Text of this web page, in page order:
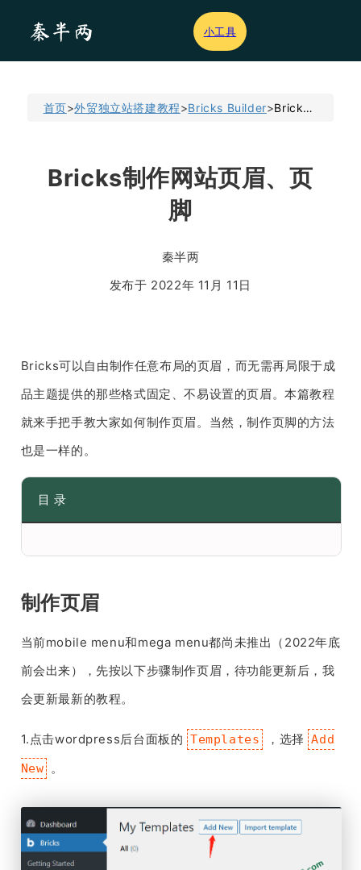
小工具
首页>外贸独立站搭建教程>Bricks Builder> Bricks制作网站页眉、页脚
Bricks制作网站页眉、页
脚
秦半两
发布于 2022年 11月 11日
Bricks可以自由制作任意布局的页眉，而无需再局限于成
品主题提供的那些格式固定、不易设置的页眉。本篇教程
就来手把手教大家如何制作页眉。当然，制作页脚的方法
也是一样的。
目 录
制作页眉
当前mobile menu和mega menu都尚未推出（2022年底
前会出来），先按以下步骤制作页眉，待功能更新后，我
会更新最新的教程。
1.点击wordpress后台面板的 Templates ，选择 Add
New 。